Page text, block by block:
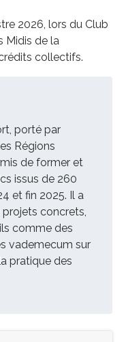
2026, lors du Club
Midis de la
collectifs.
porté par
Régions
de former et
issus de 260
et fin 2025. Il a
concrets,
comme des
vademecum sur
pratique des